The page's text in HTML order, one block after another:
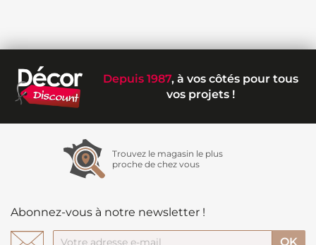
Depuis 1987, à vos côtés pour tous
vos projets !
Trouvez le magasin le plus
proche de chez vous
Abonnez-vous à notre newsletter !